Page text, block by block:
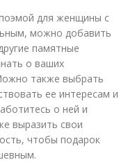
для женщины с
можно добавить
памятные
о ваших
также выбрать
ее интересам и
о ней и
выразить свои
чтобы подарок